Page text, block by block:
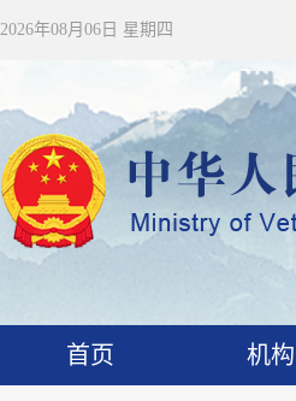
2026年08月06日 星期四
首页 机构